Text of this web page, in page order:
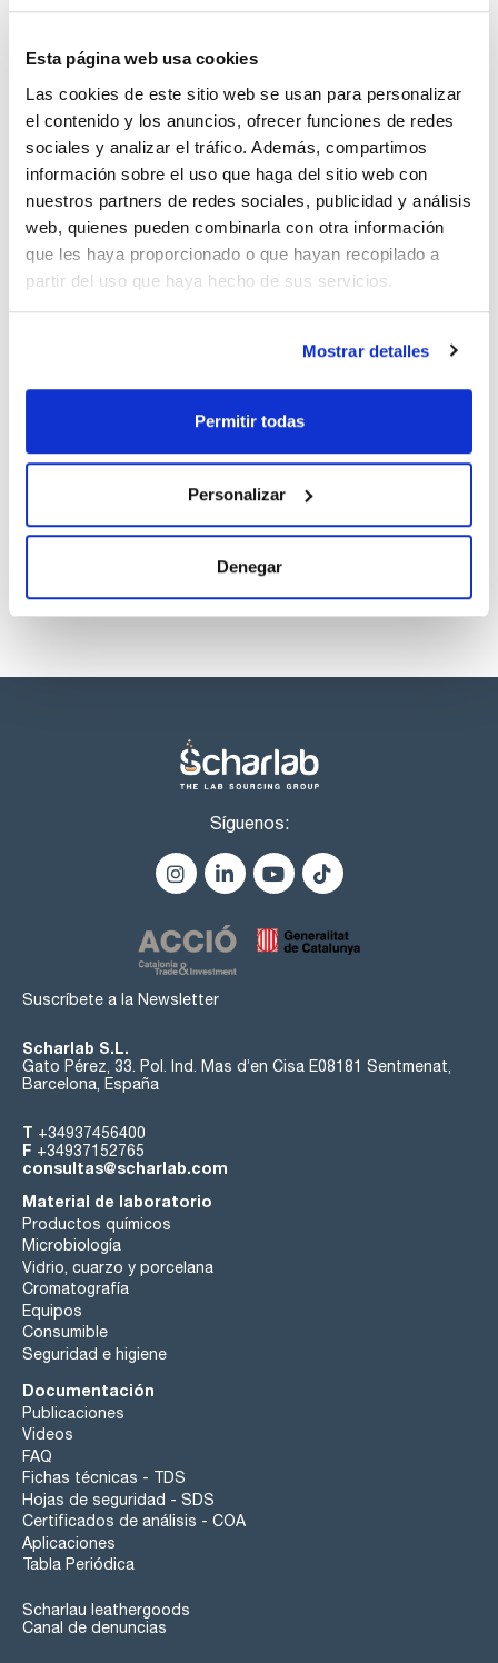
Esta página web usa cookies
Las cookies de este sitio web se usan para personalizar
el contenido y los anuncios, ofrecer funciones de redes
sociales y analizar el tráfico. Además, compartimos
información sobre el uso que haga del sitio web con
nuestros partners de redes sociales, publicidad y análisis
web, quienes pueden combinarla con otra información
que les haya proporcionado o que hayan recopilado a
partir del uso que haya hecho de sus servicios.
Mostrar detalles
Permitir todas
Personalizar
Denegar
Iso-octane Ampoule
Volumen
1 mL
Conc.
100 ug/ml
CAS
[68194-06-9]
Referencia
PCB102K1ZT
Envase
Precio
Disponibilidad
Iso-octane Ampoule 1 mL
500 ug/ml
CAS
[68194-06-9]
Envase
Síguenos:
Suscríbete a la Newsletter
Scharlab S.L.
Gato Pérez, 33. Pol. Ind. Mas d’en Cisa E08181 Sentmenat,
Barcelona, España
T +34937456400
F +34937152765
consultas@scharlab.com
Material de laboratorio
Productos químicos
Microbiología
Vidrio, cuarzo y porcelana
Cromatografía
Equipos
Consumible
Seguridad e higiene
Documentación
Publicaciones
Videos
FAQ
Fichas técnicas - TDS
Hojas de seguridad - SDS
Certificados de análisis - COA
Aplicaciones
Tabla Periódica
Scharlau leathergoods
Canal de denuncias